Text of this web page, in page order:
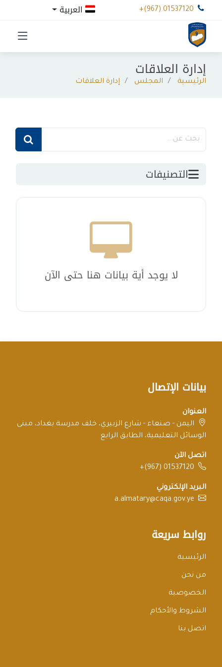
+(967) 01537120
إدارة العلاقات
الرئيسية المجلس إدارة العلاقات
التصنيفات
لا يوجد أية بيانات هنا حتى الآن
بيانات الإتصال
العنوان
اليمن - صنعاء - شارع الزبيري، خلف مدرسة بغداد، مبنى
الوسائل التعليمية، الطابق الرابع
اتصل الآن
+(967) 01537120
البريد الإلكتروني
a.almatary@caqa.gov.ye
روابط سريعة
الرئيسية
من نحن
الخصوصية
الشروط والأحكام
اتصل بنا